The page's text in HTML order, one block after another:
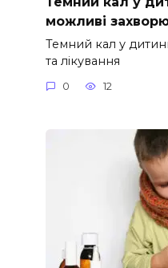
можливі
Темний кал у
та лікування
0 12